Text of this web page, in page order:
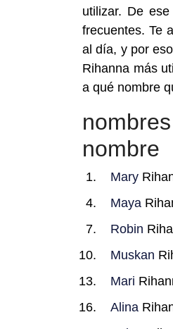
utilizar. De
frecuentes. Te
al día, y por
Rihanna más
a qué nombre
nombre
Mary
Maya
Robin
Muskan
Mari
Alina